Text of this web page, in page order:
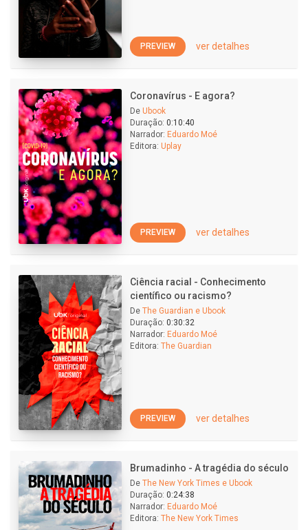
PREVIEW ver detalhes
Coronavírus - E agora?
De Ubook
Duração: 0:10:40
Narrador: Eduardo Moé
Editora: Uplay
PREVIEW ver detalhes
Ciência racial - Conhecimento
científico ou racismo?
De The Guardian e Ubook
Duração: 0:30:32
Narrador: Eduardo Moé
Editora: The Guardian
PREVIEW ver detalhes
Brumadinho - A tragédia do século
De The New York Times e Ubook
Duração: 0:24:38
Narrador: Eduardo Moé
Editora: The New York Times